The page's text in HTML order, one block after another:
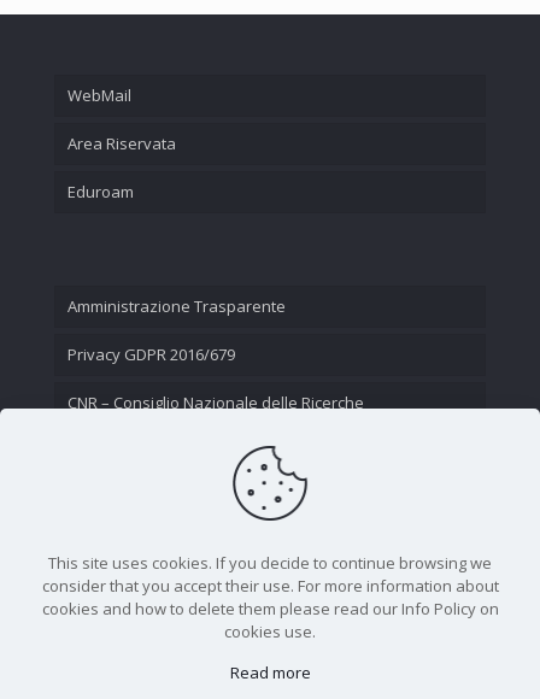
WebMail
Area Riservata
Eduroam
Amministrazione Trasparente
Privacy GDPR 2016/679
CNR – Consiglio Nazionale delle Ricerche
This site uses cookies. If you decide to continue browsing we
consider that you accept their use. For more information about
cookies and how to delete them please read our Info Policy on
cookies use.
Read more